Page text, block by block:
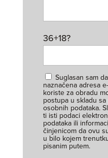
36+18?
Suglasan sam
naznačena adresa
koriste za obradu
postupa u skladu
osobnih podataka.
ti isti podaci
podataka ili
činjenicom da ovu
u bilo kojem
pisanim putem.